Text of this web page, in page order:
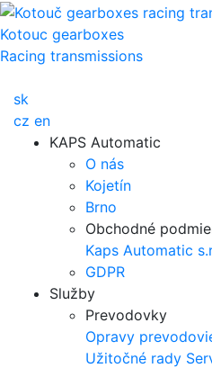
Kotouc gearboxes
Racing transmissions
sk
cz en
KAPS Automatic
O nás
Kojetín
Brno
Obchodné
Kaps Automatic
GDPR
Služby
Prevodovky
Opravy
Užitočné rady